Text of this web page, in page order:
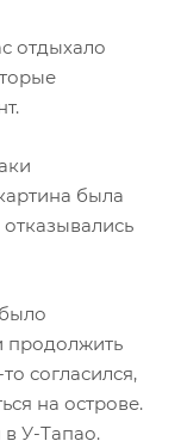
отдыхало
была
продолжить
согласился,
на острове.
в У-Тапао.